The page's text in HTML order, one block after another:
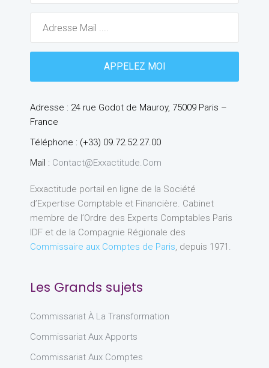
Adresse : 24 rue Godot de Mauroy, 75009 Paris –
France
Téléphone : (+33) 09.72.52.27.00
Mail : Contact@exxactitude.com
Exxactitude portail en ligne de la Société
d’Expertise Comptable et Financière. Cabinet
membre de l’Ordre des Experts Comptables Paris
IDF et de la Compagnie Régionale des
Commissaire aux Comptes de Paris, depuis 1971.
Les Grands sujets
Commissariat À La Transformation
Commissariat Aux Apports
Commissariat Aux Comptes